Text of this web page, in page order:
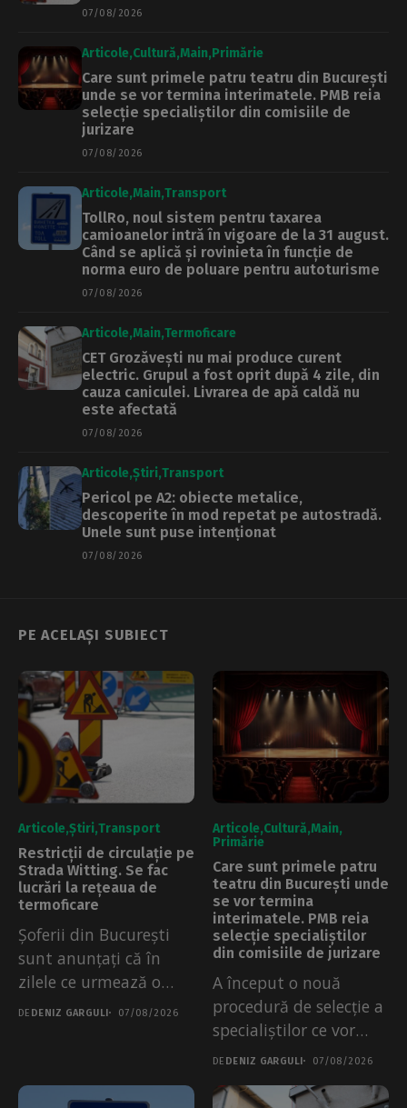
07/08/2026
Articole Cultură Main Primărie
Care sunt primele patru teatru din București
unde se vor termina interimatele. PMB reia
selecție specialiștilor din comisiile de
jurizare
07/08/2026
Articole Main Transport
TollRo, noul sistem pentru taxarea
camioanelor intră în vigoare de la 31 august.
Când se aplică și rovinieta în funcție de
norma euro de poluare pentru autoturisme
07/08/2026
Articole Main Termoficare
CET Grozăvești nu mai produce curent
electric. Grupul a fost oprit după 4 zile, din
cauza caniculei. Livrarea de apă caldă nu
este afectată
07/08/2026
Articole Știri Transport
Pericol pe A2: obiecte metalice,
descoperite în mod repetat pe autostradă.
Unele sunt puse intenționat
07/08/2026
PE ACELAȘI SUBIECT
Articole Știri Transport
Restricții de circulație pe
Strada Witting. Se fac
lucrări la rețeaua de
termoficare
Șoferii din București
sunt anunțați că în
zilele ce urmează o
serie...
DE DENIZ GARGULI 07/08/2026
Articole Cultură Main
Primărie
Care sunt primele patru
teatru din București unde
se vor termina
interimatele. PMB reia
selecție specialiștilor
din comisiile de jurizare
A început o nouă
procedură de selecție a
specialiștilor ce vor
face...
DE DENIZ GARGULI 07/08/2026